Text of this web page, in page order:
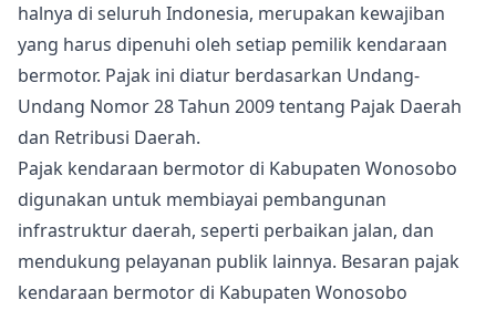
halnya di seluruh Indonesia, merupakan kewajiban
yang harus dipenuhi oleh setiap pemilik kendaraan
bermotor. Pajak ini diatur berdasarkan Undang-
Undang Nomor 28 Tahun 2009 tentang Pajak Daerah
dan Retribusi Daerah.
Pajak kendaraan bermotor di Kabupaten Wonosobo
digunakan untuk membiayai pembangunan
infrastruktur daerah, seperti perbaikan jalan, dan
mendukung pelayanan publik lainnya. Besaran pajak
kendaraan bermotor di Kabupaten Wonosobo